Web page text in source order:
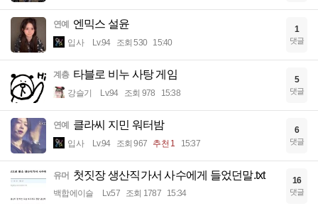
연예 엔믹스 설윤
입사 Lv.94 조회 530 15:40
1
댓글
계층 타블로 비누 사탕 게임
강슬기 Lv.94 조회 978 15:38
5
댓글
연예 클라씨 지민 워터밤
입사 Lv.94 조회 967 추천 1 15:37
6
댓글
유머 첫짓장 생산직가서 사수에게 들었던말.txt
백합에이슬 Lv.57 조회 1787 15:34
16
댓글